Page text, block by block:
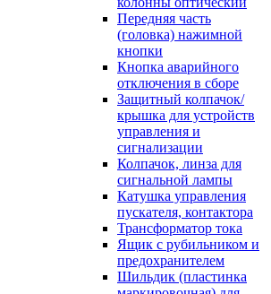
Передняя часть
(головка) нажимной
кнопки
Кнопка аварийного
отключения в сборе
Защитный колпачок/
крышка для устройств
управления и
сигнализации
Колпачок, линза для
сигнальной лампы
Катушка управления
пускателя, контактора
Трансформатор тока
Ящик с рубильником и
предохранителем
Шильдик (пластинка